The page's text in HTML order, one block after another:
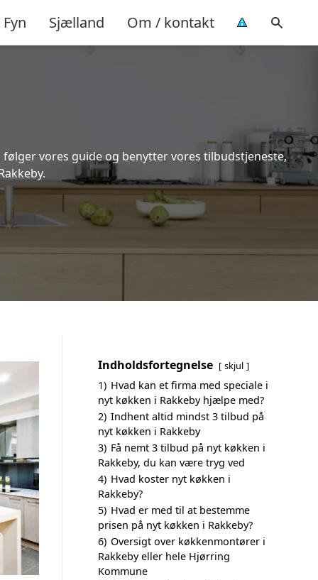
Fyn Sjælland Om / kontakt
vores guide og benytter vores tilbudstjeneste,
Indholdsfortegnelse skjul
1) Hvad kan et firma med speciale i
nyt køkken i Rakkeby hjælpe med?
2) Indhent altid mindst 3 tilbud på
nyt køkken i Rakkeby
3) Få nemt 3 tilbud på nyt køkken i
Rakkeby, du kan være tryg ved
4) Hvad koster nyt køkken i
Rakkeby?
5) Hvad er med til at bestemme
prisen på nyt køkken i Rakkeby?
6) Oversigt over køkkenmontører i
Rakkeby eller hele Hjørring
Kommune